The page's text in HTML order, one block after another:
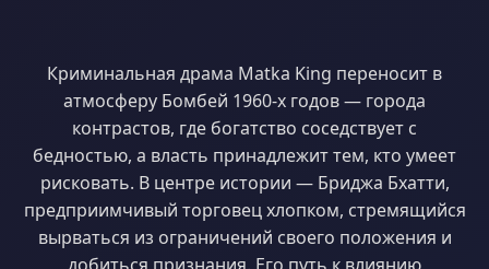
Криминальная драма Matka King переносит в
атмосферу Бомбей 1960-х годов — города
контрастов, где богатство соседствует с
бедностью, а власть принадлежит тем, кто умеет
рисковать. В центре истории — Бриджа Бхатти,
предприимчивый торговец хлопком, стремящийся
вырваться из ограничений своего положения и